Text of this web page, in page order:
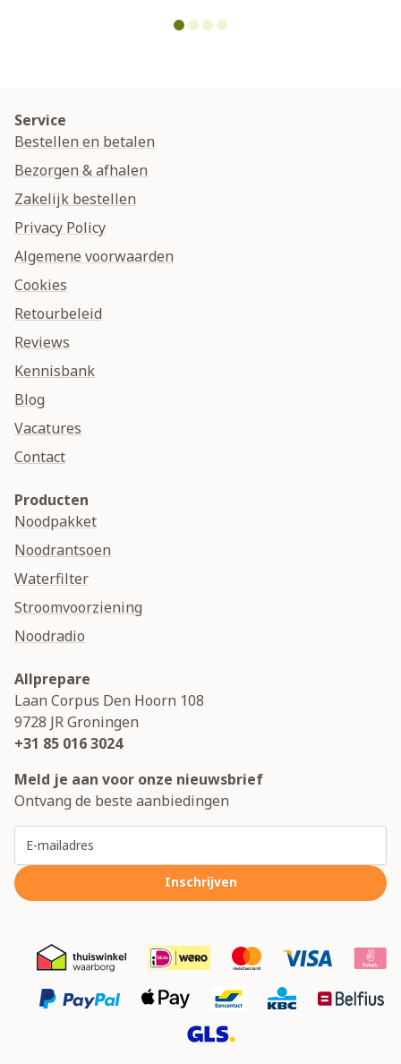
Service
Bestellen en betalen
Bezorgen & afhalen
Zakelijk bestellen
Privacy Policy
Algemene voorwaarden
Cookies
Retourbeleid
Reviews
Kennisbank
Blog
Vacatures
Contact
Producten
Noodpakket
Noodrantsoen
Waterfilter
Stroomvoorziening
Noodradio
Allprepare
Laan Corpus Den Hoorn 108
9728 JRGroningen
+31 85 016 3024
Meld je aan voor onze nieuwsbrief
Ontvang de beste aanbiedingen
Inschrijven